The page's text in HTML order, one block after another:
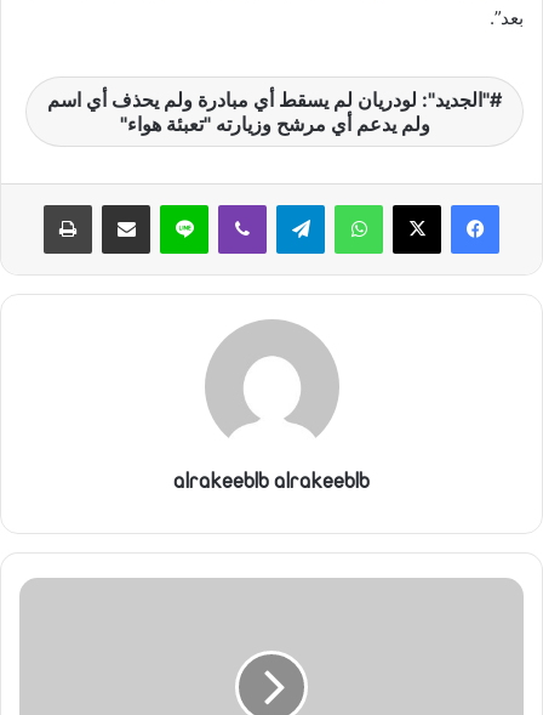
بعد”.
"الجديد": لودريان لم يسقط أي مبادرة ولم يحذف أي اسم
ولم يدعم أي مرشح وزيارته "تعبئة هواء"
واتساب تيلقرام ڤايبر لاين مشاركة عبر البريد طباعة
alrakeeblb alrakeeblb